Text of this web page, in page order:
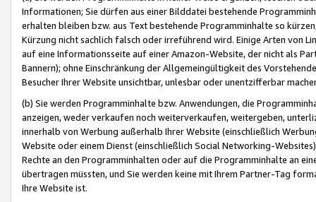
Informationen; Sie dürfen aus einer Bilddatei bestehende
erhalten bleiben bzw. aus Text bestehende Programminhalte so
Kürzung nicht sachlich falsch oder irreführend wird. Einige Arten von
auf eine Informationsseite auf einer Amazon-Website, der nicht als
Bannern); ohne Einschränkung der Allgemeingültigkeit des
Besucher Ihrer Website unsichtbar, unlesbar oder unentzifferbar
(b) Sie werden Programminhalte bzw. Anwendungen, die
anzeigen, weder verkaufen noch weiterverkaufen, weitergeben,
innerhalb von Werbung außerhalb Ihrer Website (einschließlich
Website oder einem Dienst (einschließlich Social Networking-
Rechte an den Programminhalten oder auf die Programminhalte an
übertragen müssten, und Sie werden keine mit Ihrem Partner-Tag
Ihre Website ist.